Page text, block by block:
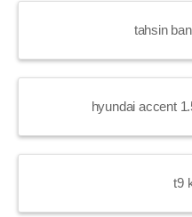
tahsin
hyundai accent
t9